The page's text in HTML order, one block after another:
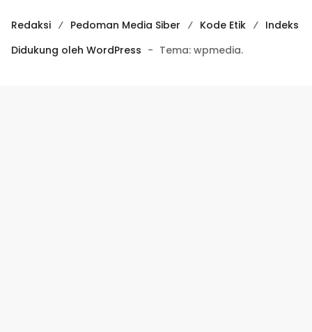
Redaksi Pedoman Media Siber Kode Etik
Indeks
Didukung oleh WordPress - Tema: wpmedia.